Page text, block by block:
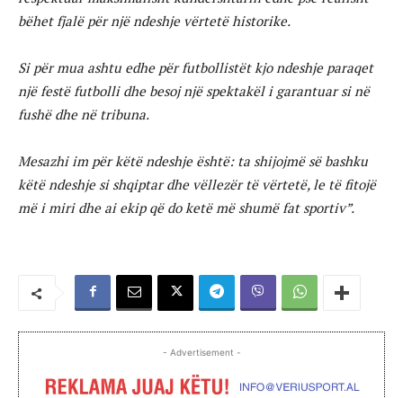
bëhet fjalë për një ndeshje vërtetë historike.
Si për mua ashtu edhe për futbollistët kjo ndeshje paraqet
një festë futbolli dhe besoj një spektakël i garantuar si në
fushë dhe në tribuna.
Mesazhi im për këtë ndeshje është: ta shijojmë së bashku
këtë ndeshje si shqiptar dhe vëllezër të vërtetë, le të fitojë
më i miri dhe ai ekip që do ketë më shumë fat sportiv”.
- Advertisement -